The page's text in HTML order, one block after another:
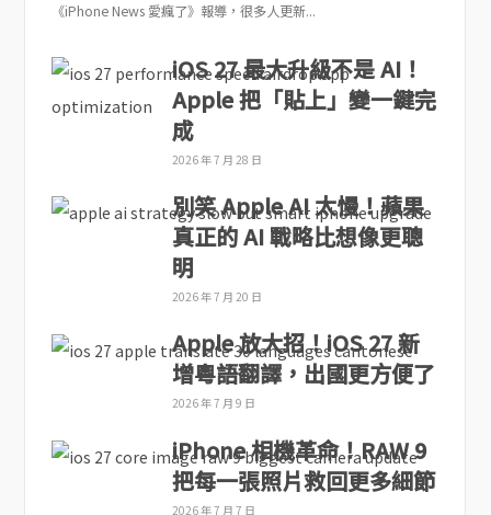
《iPhone News 愛瘋了》報導，很多人更新...
iOS 27 最大升級不是 AI！
Apple 把「貼上」變一鍵完
成
2026 年 7 月 28 日
別笑 Apple AI 太慢！蘋果
真正的 AI 戰略比想像更聰
明
2026 年 7 月 20 日
Apple 放大招！iOS 27 新
增粵語翻譯，出國更方便了
2026 年 7 月 9 日
iPhone 相機革命！RAW 9
把每一張照片救回更多細節
2026 年 7 月 7 日